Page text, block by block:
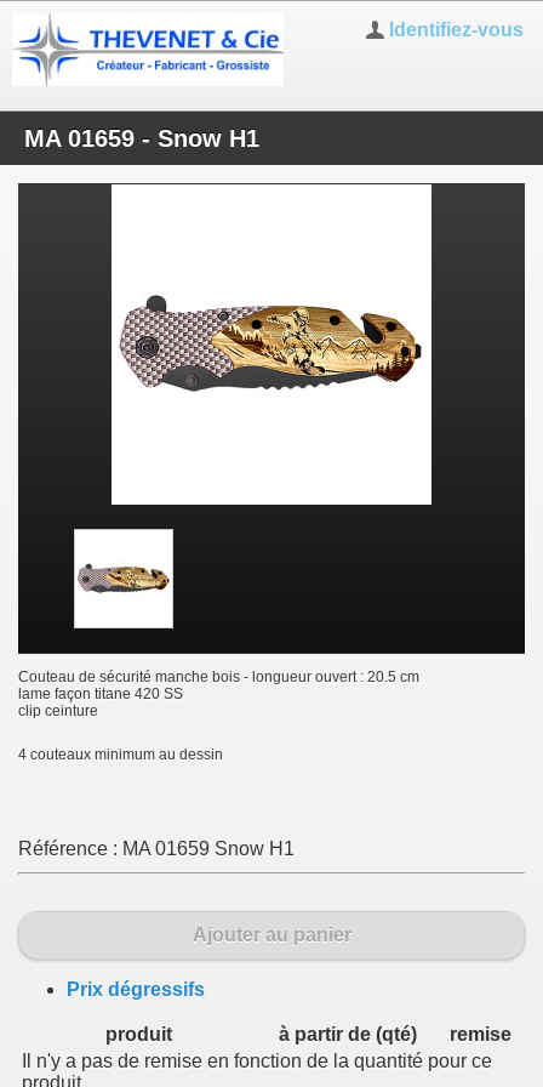
Identifiez-vous
MA 01659 - Snow H1
Couteau de sécurité manche bois - longueur ouvert : 20.5 cm
lame façon titane 420 SS
clip ceinture
4 couteaux minimum au dessin
Référence : MA 01659 Snow H1
Ajouter au panier
Prix dégressifs
produit à partir de (qté)
remise
Il n'y a pas de remise en fonction de la quantité pour ce
produit.